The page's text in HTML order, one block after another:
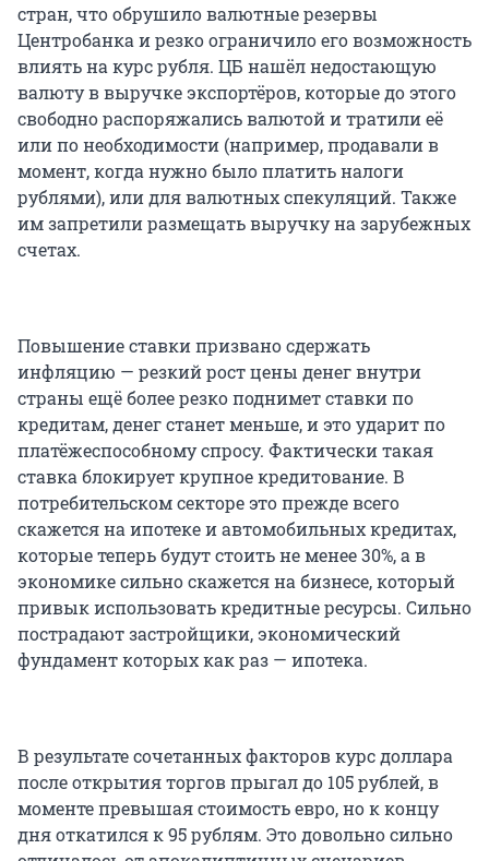
стран, что обрушило валютные резервы
Центробанка и резко ограничило его возможность
влиять на курс рубля. ЦБ нашёл недостающую
валюту в выручке экспортёров, которые до этого
свободно распоряжались валютой и тратили её
или по необходимости (например, продавали в
момент, когда нужно было платить налоги
рублями), или для валютных спекуляций. Также
им запретили размещать выручку на зарубежных
счетах.
Повышение ставки призвано сдержать
инфляцию — резкий рост цены денег внутри
страны ещё более резко поднимет ставки по
кредитам, денег станет меньше, и это ударит по
платёжеспособному спросу. Фактически такая
ставка блокирует крупное кредитование. В
потребительском секторе это прежде всего
скажется на ипотеке и автомобильных кредитах,
которые теперь будут стоить не менее 30%, а в
экономике сильно скажется на бизнесе, который
привык использовать кредитные ресурсы. Сильно
пострадают застройщики, экономический
фундамент которых как раз — ипотека.
В результате сочетанных факторов курс доллара
после открытия торгов прыгал до 105 рублей, в
моменте превышая стоимость евро, но к концу
дня откатился к 95 рублям. Это довольно сильно